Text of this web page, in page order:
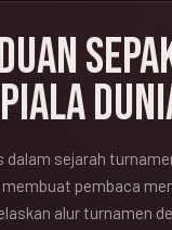
sejarah
pembaca
alur turnamen